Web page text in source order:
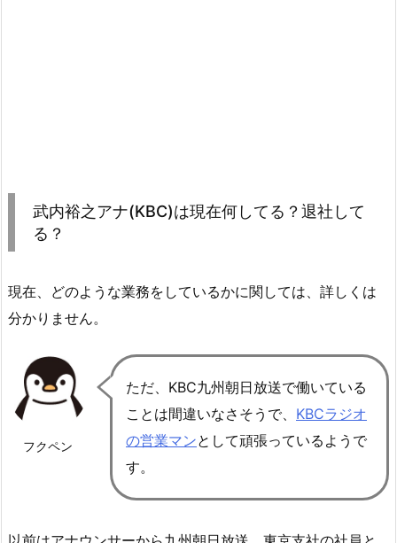
武内裕之アナ(KBC)は現在何してる？退社して
る？
現在、どのような業務をしているかに関しては、詳しくは
分かりません。
フクペン
ただ、KBC九州朝日放送で働いている
ことは間違いなさそうで、 KBCラジオ
の営業マンとして頑張っているようで
す。